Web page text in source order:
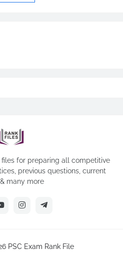
for preparing all competitive
previous questions, current
many more
PSC Exam Rank File